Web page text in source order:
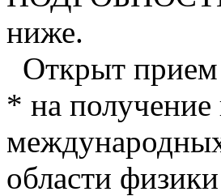
ниже.
Открыт прием
* на получение
области